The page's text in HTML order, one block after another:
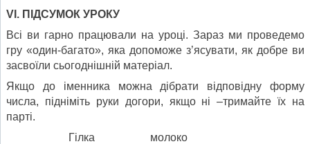
VІ. ПІДСУМОК УРОКУ
Всі ви гарно працювали на уроці. Зараз ми проведемо
гру «один-багато», яка допоможе з’ясувати, як добре ви
засвоїли сьогоднішній матеріал.
Якщо до іменника можна дібрати відповідну форму
числа, підніміть руки догори, якщо ні –тримайте їх на
парті.
Гілка молоко